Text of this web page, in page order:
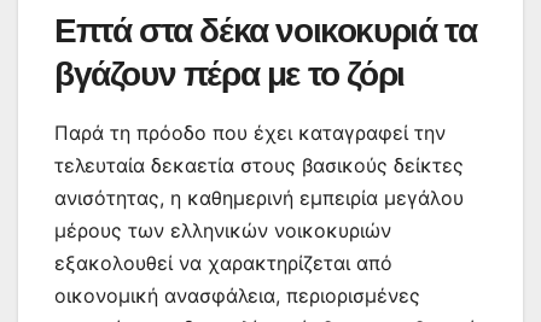
Επτά στα δέκα νοικοκυριά τα
βγάζουν πέρα με το ζόρι
Παρά τη πρόοδο που έχει καταγραφεί την
τελευταία δεκαετία στους βασικούς δείκτες
ανισότητας, η καθημερινή εμπειρία μεγάλου
μέρους των ελληνικών νοικοκυριών
εξακολουθεί να χαρακτηρίζεται από
οικονομική ανασφάλεια, περιορισμένες